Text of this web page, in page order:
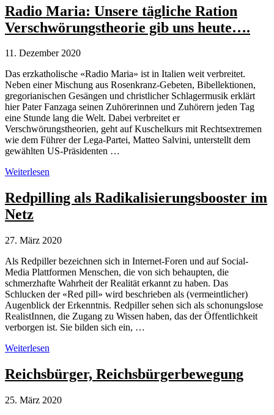
Extremisten
durch
Verschwörungsideologien
Radio Maria: Unsere tägliche Ration
Verschwörungstheorie gib uns heute….
11. Dezember 2020
Das erzkatholische «Radio Maria» ist in Italien weit verbreitet.
Neben einer Mischung aus Rosenkranz-Gebeten, Bibellektionen,
gregorianischen Gesängen und christlicher Schlagermusik erklärt
hier Pater Fanzaga seinen Zuhörerinnen und Zuhörern jeden Tag
eine Stunde lang die Welt. Dabei verbreitet er
Verschwörungstheorien, geht auf Kuschelkurs mit Rechtsextremen
wie dem Führer der Lega-Partei, Matteo Salvini, unterstellt dem
gewählten US-Präsidenten …
Radio
Unsere
tägliche
Ration
gib
heute….
Weiterlesen
Redpilling als Radikalisierungsbooster im
Netz
27. März 2020
Als Redpiller bezeichnen sich in Internet-Foren und auf Social-
Media Plattformen Menschen, die von sich behaupten, die
schmerzhafte Wahrheit der Realität erkannt zu haben. Das
Schlucken der «Red pill» wird beschrieben als (vermeintlicher)
Augenblick der Erkenntnis. Redpiller sehen sich als schonungslose
RealistInnen, die Zugang zu Wissen haben, das der Öffentlichkeit
verborgen ist. Sie bilden sich ein, …
Redpilling
Radikalisierungsbooster
im
Weiterlesen
Reichsbürger, Reichsbürgerbewegung
25. März 2020